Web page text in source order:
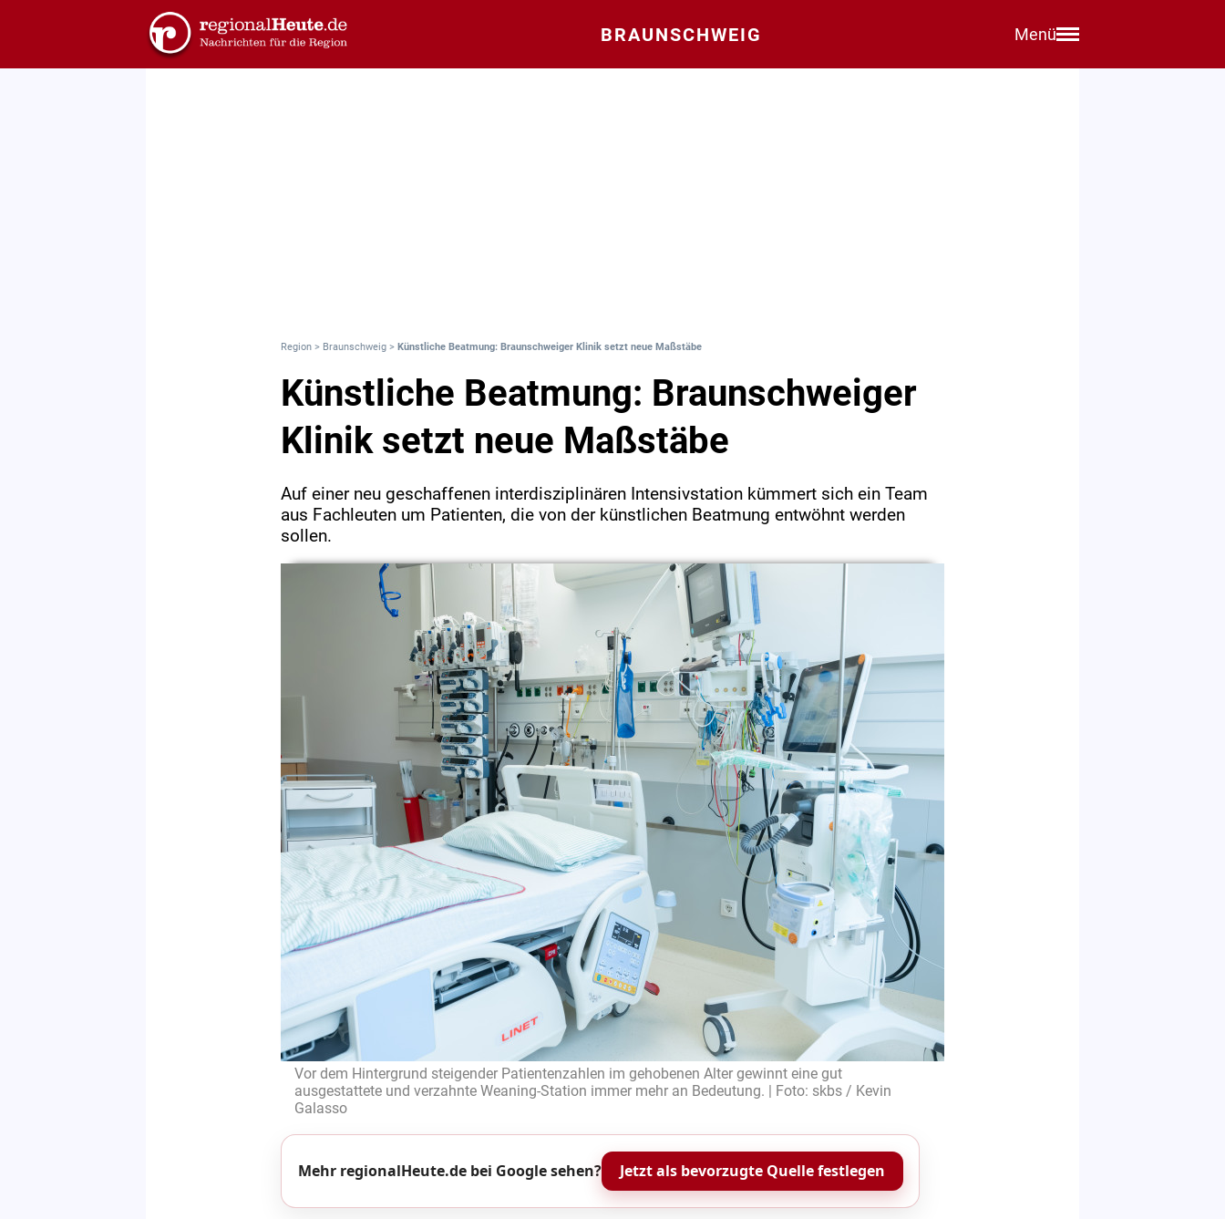
BRAUNSCHWEIG Menü
Region > Braunschweig > Künstliche Beatmung: Braunschweiger Klinik setzt neue Maßstäbe
Künstliche Beatmung: Braunschweiger
Klinik setzt neue Maßstäbe
Auf einer neu geschaffenen interdisziplinären Intensivstation kümmert sich ein Team
aus Fachleuten um Patienten, die von der künstlichen Beatmung entwöhnt werden
sollen.
Vor dem Hintergrund steigender Patientenzahlen im gehobenen Alter gewinnt eine gut
ausgestattete und verzahnte Weaning-Station immer mehr an Bedeutung. | Foto: skbs / Kevin
Galasso
Mehr regionalHeute.de bei Google sehen? Jetzt als bevorzugte Quelle festlegen